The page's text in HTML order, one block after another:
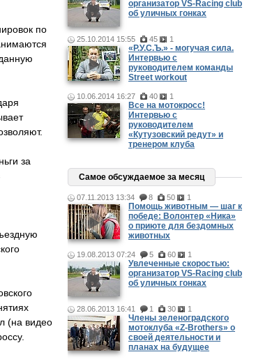
по
за
(на видео
организатор VS-Racing club
об уличных гонках
25.10.2014 15:55 45 1
«Р.У.С.Ъ.» - могучая сила.
Интервью с
руководителем команды
Street workout
10.06.2014 16:27 40 1
Все на мотокросс!
Интервью с
руководителем
«Кутузовский редут» и
тренером клуба
Самое обсуждаемое за месяц
07.11.2013 13:34 8 50 1
Помощь животным — шаг к
победе: Волонтер «Ника»
о приюте для бездомных
животных
19.08.2013 07:24 5 60 1
Увлеченные скоростью:
организатор VS-Racing club
об уличных гонках
28.06.2013 16:41 1 30 1
Члены зеленоградского
мотоклуба «Z-Brothers» о
своей деятельности и
планах на будущее